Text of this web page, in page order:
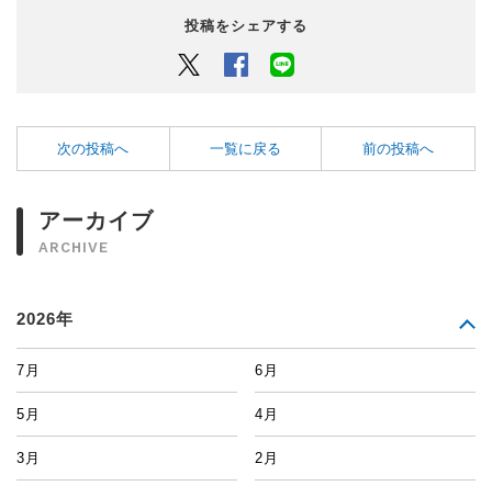
投稿をシェアする
Twitter Facebook
次の投稿へ 一覧に戻る 前の投稿へ
アーカイブ
ARCHIVE
2026年
7月 6月
5月 4月
3月 2月